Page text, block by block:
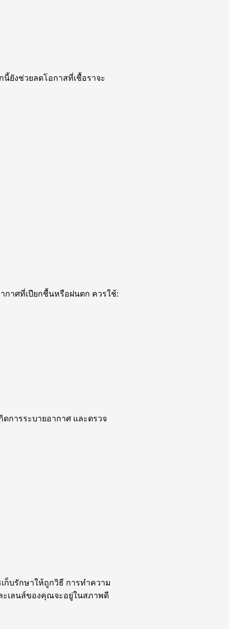
นี้ยังช่วยลดโอกาสที่เชื้อราจะ
กาศที่เปียกชื้นหรือฝนตก ควรใช้:
ดการระบายอากาศ และตรวจ
ก็บรักษาให้ถูกวิธี การทำความ
ะเลนส์ของคุณจะอยู่ในสภาพดี